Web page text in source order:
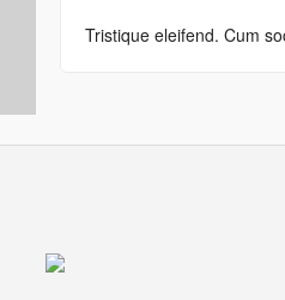
Tristique eleifend. Cum